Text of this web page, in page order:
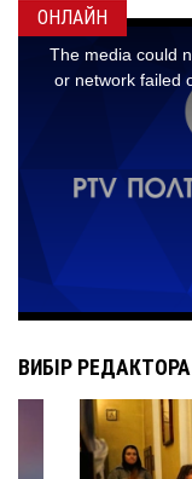
ОНЛАЙН
ВИБІР РЕДАКТОРА